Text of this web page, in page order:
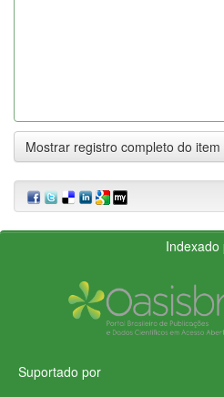
Mostrar registro completo do item
Indexado
Suportado por